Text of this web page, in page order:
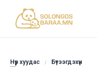
Нүүр хуудас Бүтээгдэхүүн